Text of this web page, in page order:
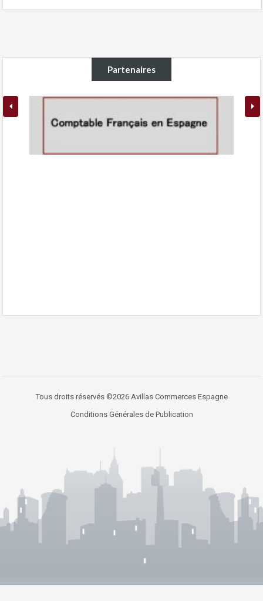
Partenaires
Tous droits réservés ©2026 Avillas Commerces Espagne
Conditions Générales de Publication